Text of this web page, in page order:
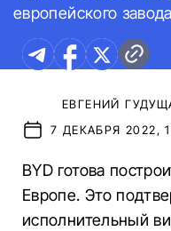
европейского
ЕВГЕНИЙ
7 ДЕКАБРЯ 2022,
BYD готова
Европе. Это
исполнительный